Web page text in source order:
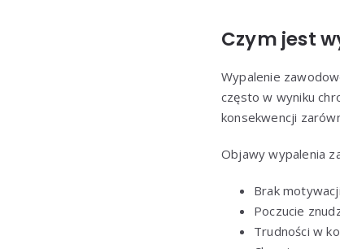
Czym jest
Wypalenie
często w wyniku
konsekwencji
Objawy wypalenia
Brak
Poczucie
Trudności w